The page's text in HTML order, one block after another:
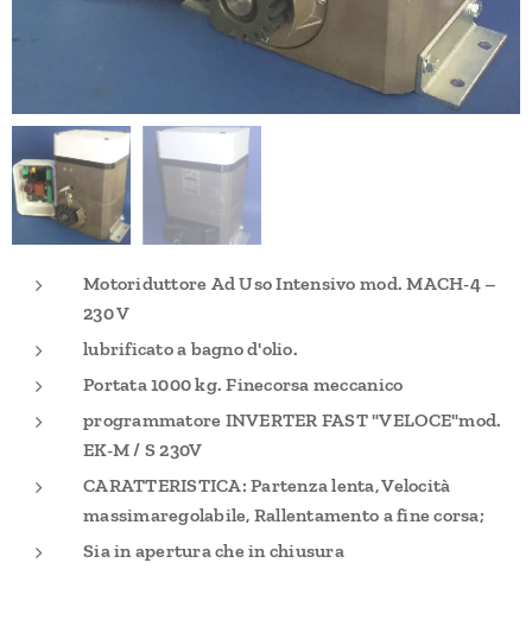
Motoriduttore Ad Uso Intensivo mod. MACH-4 –
230 V
lubrificato a bagno d'olio.
Portata 1000 kg. Finecorsa meccanico
programmatore INVERTER FAST "VELOCE"mod.
EK-M / S 230V
CARATTERISTICA: Partenza lenta, Velocità
massimaregolabile, Rallentamento a fine corsa;
Sia in apertura che in chiusura